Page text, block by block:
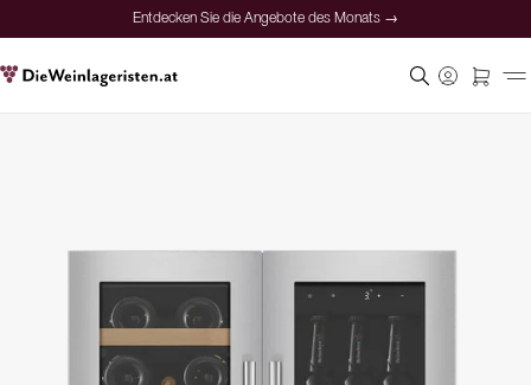
Entdecken Sie die Angebote des Monats →